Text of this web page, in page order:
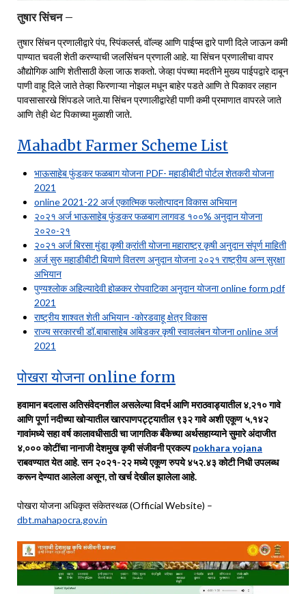
तुषार सिंचन –
तुषार सिंचन प्रणालीद्वारे पंप, स्पिंकलर्स, वॉल्व्ह आणि पाईप्स द्वारे पाणी दिले जाऊन कमी
पाण्यात चवली शेती करण्याची जलसिंचन प्रणाली आहे. या सिंचन प्रणालीचा वापर
औद्योगिक आणि शेतीसाठी केला जाऊ शकतो. जेव्हा पंपच्या मदतीने मुख्य पाईपद्वारे दाबून
पाणी वाहू दिले जाते तेव्हा फिरणाऱ्या नोझल मधून बाहेर पडते आणि ते पिकावर लहान
पावसासारखे शिंपडले जाते.या सिंचन प्रणालीद्वारेही पाणी कमी प्रमाणात वापरले जाते
आणि तेही थेट पिकाच्या मुळाशी जाते.
Mahadbt Farmer Scheme List
भाऊसाहेब फुंडकर फळबाग योजना PDF- महाडीबीटी पोर्टल शेतकरी योजना
2021
online 2021-22 अर्ज एकात्मिक फलोत्पादन विकास अभियान
२०२१ अर्ज भाऊसाहेब फुंडकर फळबाग लागवड १००% अनुदान योजना
२०२०-२१
२०२१ अर्ज बिरसा मुंडा कृषी क्रांती योजना महाराष्ट्र कृषी अनुदान संपूर्ण माहिती
अर्ज सुरु महाडीबीटी बियाणे वितरण अनुदान योजना २०२१ राष्ट्रीय अन्न सुरक्षा
अभियान
पुण्यश्लोक अहिल्यादेवी होळकर रोपवाटिका अनुदान योजना online form pdf
2021
राष्ट्रीय शाश्वत शेती अभियान -कोरडवाहू क्षेत्र विकास
राज्य सरकारची डॉ.बाबासाहेब आंबेडकर कृषी स्वावलंबन योजना online अर्ज
2021
पोखरा योजना online form
हवामान बदलास अतिसंवेदनशील असलेल्या विदर्भ आणि मराठवाड्यातील ४,२१० गावे
आणि पूर्णा नदीच्या खोऱ्यातील खारपाणपट्ट्यातील ९३२ गावे अशी एकूण ५,१४२
गावांमध्ये सहा वर्ष कालावधीसाठी चा जागतिक बँकेच्या अर्थसहाय्याने सुमारे अंदाजीत
४,००० कोटींचा नानाजी देशमुख कृषी संजीवनी प्रकल्पpokhara yojana
राबवण्यात येत आहे. सन २०२१-२२ मध्ये एकूण रुपये ४५२.४३ कोटी निधी उपलब्ध
करून देण्यात आलेला असून, तो खर्च देखील झालेला आहे.
पोखरा योजना अधिकृत संकेतस्थळ (Official Website) –
dbt.mahapocra.gov.in